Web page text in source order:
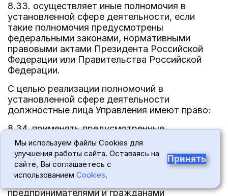
8.33. осуществляет иные полномочия в
установленной сфере деятельности, если
такие полномочия предусмотрены
федеральными законами, нормативными
правовыми актами Президента Российской
Федерации или Правительства Российской
Федерации.
С целью реализации полномочий в
установленной сфере деятельности
должностные лица Управления имеют право:
8.34. применять предусмотренные
законодательством Российской Федерации
меры ограничительного, предупредительного
и профилактического характера, направленные
на недопущение и (или) пресечение нарушений
предпринимателями и гражданами
Мы используем файлы Cookies для
улучшения работы сайта. Оставаясь на
сайте, Вы соглашаетесь с
использованием Cookies.
Принять